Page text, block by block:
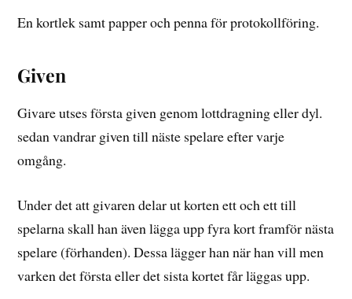
En kortlek samt papper och penna för protokollföring.
Given
Givare utses första given genom lottdragning eller dyl.
sedan vandrar given till näste spelare efter varje
omgång.
Under det att givaren delar ut korten ett och ett till
spelarna skall han även lägga upp fyra kort framför nästa
spelare (förhanden). Dessa lägger han när han vill men
varken det första eller det sista kortet får läggas upp.